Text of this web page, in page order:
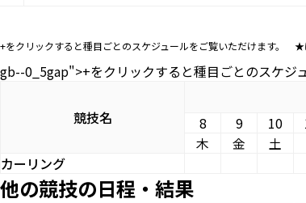
+をクリックすると種目ごとのスケジュールをご覧いただけます。 ★
gb--0_5gap">+をクリックすると種目ごとのスケ
競技名
8
9 10
木
金 土
カーリング
他の競技の日程・結果